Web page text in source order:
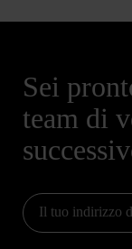
Sei
team di